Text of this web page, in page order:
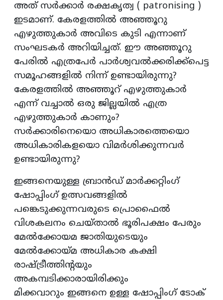
അത് സർക്കാർ രക്ഷകൃത്വ ( patronising )
ഇടമാണ്‌. കേരളത്തിൽ അഞ്ഞൂറു
എഴുത്തുകാർ അവിടെ കുടി എന്നാണ്
സംഘടകർ അറിയിച്ചത്. ഈ അഞ്ഞൂറു
പേരിൽ എത്രപേർ പാർശ്വവൽക്കരിക്ക്പെട്ട
സമൂഹങ്ങളിൽ നിന്ന് ഉണ്ടായിരുന്നു?
കേരളത്തിൽ അഞ്ഞൂറ് എഴുത്തുകാർ
എന്ന് വച്ചാൽ ഒരു ജില്ലയിൽ എത്ര
എഴുത്തുകാർ കാണും?
സർക്കാരിനെയൊ അധികാരത്തെയൊ
അധികാരികളയൊ വിമർശിക്കുന്നവർ
ഉണ്ടായിരുന്നു?
ഇങ്ങനെയുള്ള ബ്രാൻഡ് മാർക്കറ്റിംഗ്
ഷോപ്പിംഗ് ഉത്സവങ്ങളിൽ
പങ്കെടുക്കുന്നവരുടെ പ്രൊഫൈൽ
വിശകലനം ചെയ്താൽ ഭൂരിപക്ഷം പേരും
മേൽക്കോയമ ജാതിയുടെയും
മേൽക്കോയ്മ അധികാര കക്ഷി
രാഷ്ട്രീത്തിന്റയും
അകമ്പടിക്കാരായിരിക്കും
മിക്കവാറും ഇങ്ങനെ ഉള്ള ഷോപ്പിംഗ് ടോക്